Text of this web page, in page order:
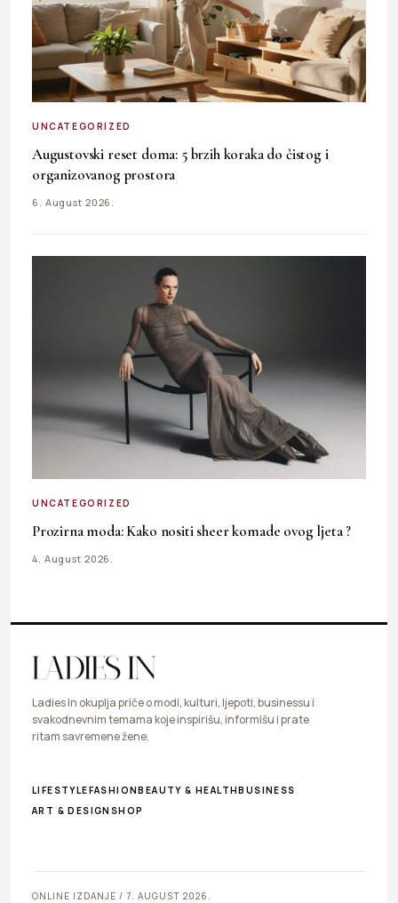
UNCATEGORIZED
Augustovski reset doma: 5 brzih koraka do čistog i
organizovanog prostora
6. August 2026.
UNCATEGORIZED
Prozirna moda: Kako nositi sheer komade ovog ljeta ?
4. August 2026.
Ladies In okuplja priče o modi, kulturi, ljepoti, businessu i
svakodnevnim temama koje inspirišu, informišu i prate
ritam savremene žene.
LIFESTYLEFASHIONBEAUTY & HEALTHBUSINESS
ART & DESIGN SHOP
ONLINE IZDANJE / 7. AUGUST 2026.